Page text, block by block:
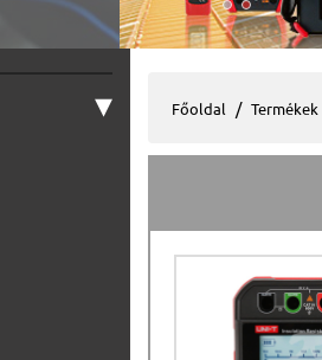
▾ Főoldal Termékek